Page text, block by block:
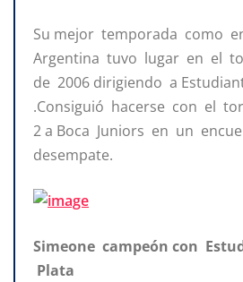
Su mejor temporada como
Argentina tuvo lugar en el
de 2006 dirigiendo a
.Consiguió hacerse con el
2 a Boca Juniors en un
desempate.
Simeone campeón con
Plata